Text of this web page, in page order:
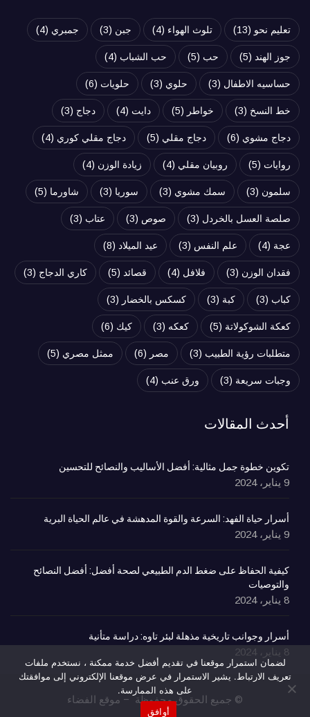
تعليم نحو (13) تلوث الهواء (4) جبن (3) جمبري (4)
جوز الهند (5) حب (5) حب الشباب (4)
حساسيه الاطفال (3) حلوي (3) حلويات (6)
خط النسخ (3) خواطر (5) دايت (4) دجاج (3)
دجاج مشوي (6) دجاج مقلي (5) دجاج مقلي كوري (4)
روايات (5) روبيان مقلي (4) زيادة الوزن (4)
سلمون (3) سمك مشوي (3) سوريا (3) شاورما (5)
صلصة العسل بالخردل (3) صوص (3) عتاب (3)
عجة (4) علم النفس (3) عيد الميلاد (8)
فقدان الوزن (3) فلافل (4) قصائد (5) كاري الدجاج (3)
كباب (3) كبة (3) كسكس بالخضار (3)
كعكة الشوكولاتة (5) كعكه (3) كيك (6)
متطلبات رؤية الطبيب (3) مصر (6) ممثل مصري (5)
وجبات سريعة (3) ورق عنب (4)
أحدث المقالات
تكوين خطوة جمل مثالية: أفضل الأساليب والنصائح للتحسين
9 يناير، 2024
أسرار حياة الفهد: السرعة والقوة المدهشة في عالم الحياة البرية
9 يناير، 2024
كيفية الحفاظ على ضغط الدم الطبيعي لصحة أفضل: أفضل النصائح
والتوصيات
8 يناير، 2024
أسرار وجوانب تاريخية مذهلة لبئر تاوه: دراسة متأنية
8 يناير، 2024
© جميع الحقوق محفوظة – موقع الفضاء
لضمان استمرار موقعنا في تقديم أفضل خدمة ممكنة ، نستخدم ملفات
تعريف الارتباط. يشير الاستمرار في عرض موقعنا الإلكتروني إلى موافقتك
على هذه الممارسة.
أوافق